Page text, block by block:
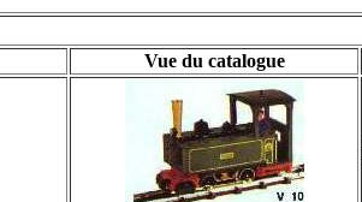
Vue du catalogue